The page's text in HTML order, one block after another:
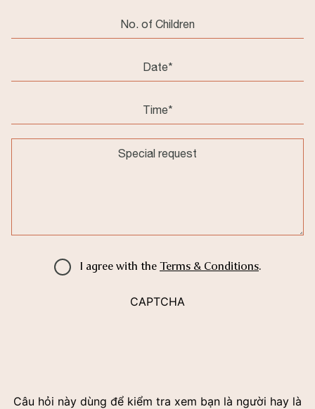
Pax
children
Date
Message
I agree with theTerms & Conditions.
CAPTCHA
Câu hỏi này dùng để kiểm tra xem bạn là người hay là